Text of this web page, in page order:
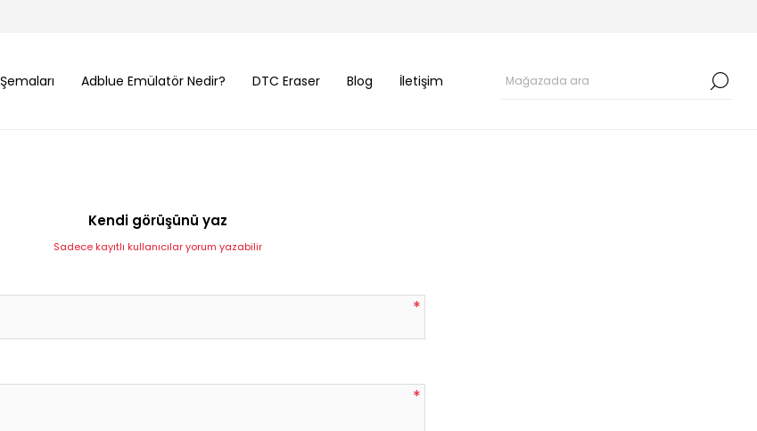
Adblue Emülatör Nedir? DTC Eraser Blog İletişim
Kendi görüşünü yaz
Sadece kayıtlı kullanıcılar yorum yazabilir
*
*